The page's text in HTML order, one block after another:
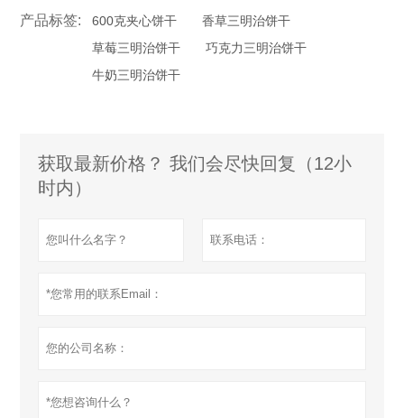
产品标签: 600克夹心饼干
香草三明治饼干
草莓三明治饼干
巧克力三明治饼干
牛奶三明治饼干
获取最新价格？ 我们会尽快回复（12小
时内）